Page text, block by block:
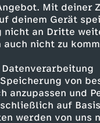
Mit deiner
deinem Gerät
nicht an Dritte
nicht zu
von
anzupassen und
auf
werden von uns
F-Körbchen
wie es ist,
mit
Plötzlich
und von
ihre
Sie wusste